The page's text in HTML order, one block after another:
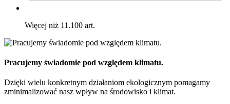
Więcej niż 11.100 art.
Pracujemy świadomie pod względem klimatu.
Dzięki wielu konkretnym działaniom ekologicznym pomagamy
zminimalizować nasz wpływ na środowisko i klimat.